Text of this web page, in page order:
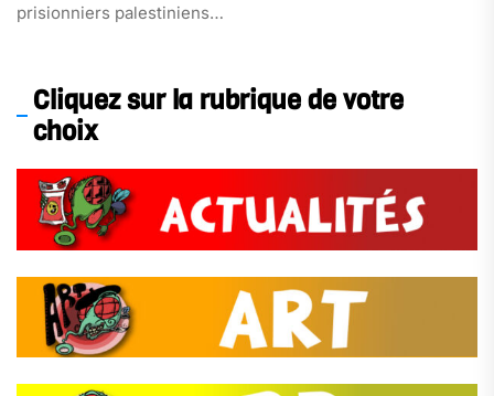
prisionniers palestiniens…
Cliquez sur la rubrique de votre
choix